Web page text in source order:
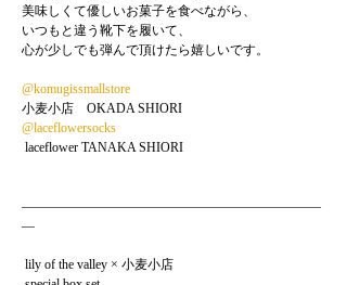
美味しくて優しいお菓子を食べながら、
いつもと違う靴下を履いて、
心が少しでも弾んで頂けたら嬉しいです。
@komugissmallstore
@laceflowersocks
———————————————————————
—